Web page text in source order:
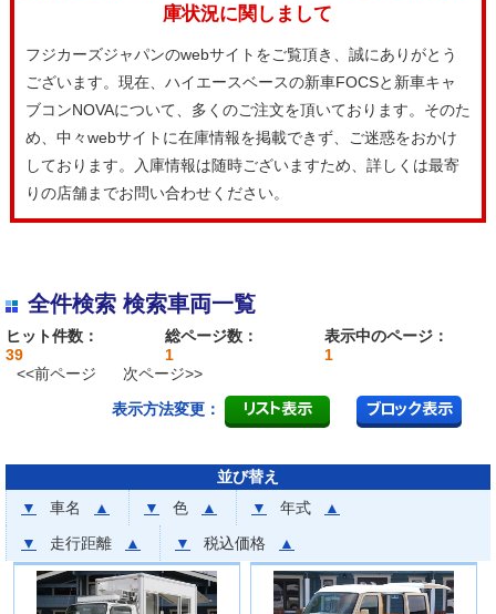
庫状況に関しまして
フジカーズジャパンのwebサイトをご覧頂き、誠にありがとう
ございます。現在、ハイエースベースの新車FOCSと新車キャ
ブコンNOVAについて、多くのご注文を頂いております。そのた
め、中々webサイトに在庫情報を掲載できず、ご迷惑をおかけ
しております。入庫情報は随時ございますため、詳しくは最寄
りの店舗までお問い合わせください。
全件検索 検索車両一覧
ヒット件数：
39
総ページ数：
1
表示中のページ：
1
<<前ページ
次ページ>>
表示方法変更：
並び替え
▼
車名 ▲ ▼ 色 ▲ ▼ 年式
▲
▼
走行距離 ▲ ▼ 税込価格 ▲